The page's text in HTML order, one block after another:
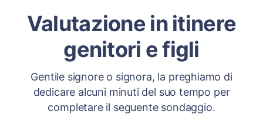
Valutazione in itinere
genitori e figli
Gentile signore o signora, la preghiamo di
dedicare alcuni minuti del suo tempo per
completare il seguente sondaggio.